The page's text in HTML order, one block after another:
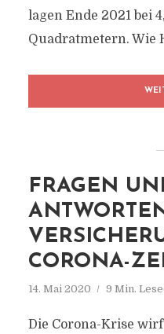
lagen Ende 2021 bei
Quadratmetern. Wie
FRAGEN
CORONA-
14. Mai 2020 9 Min.
Die Corona-Krise